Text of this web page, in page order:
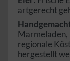
artgerecht
Marmeladen,
regionale
hergestellt